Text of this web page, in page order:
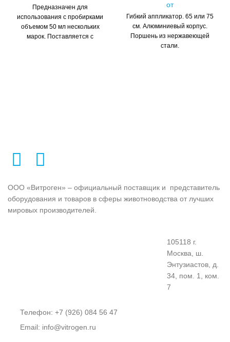
Предназначен для
использования с пробирками
объемом 50 мл нескольких
марок. Поставляется с
от
Гибкий аппликатор. 65 или 75
см. Алюминиевый корпус.
Поршень из нержавеющей
стали.
ООО «Витроген» – официальный поставщик и представитель
оборудования и товаров в сферы животноводства от лучших
мировых производителей.
105118 г.
Москва, ш.
Энтузиастов, д.
34, пом. 1, ком.
7
Телефон: +7 (926) 084 56 47
Email: info@vitrogen.ru